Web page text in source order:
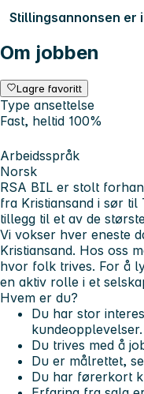
Stillingsannonsen er
Om jobben
Lagre favoritt
Type ansettelse
Fast, heltid 100%
Arbeidsspråk
Norsk
RSA BIL er stolt
fra Kristiansand i sør
tillegg til et av de
Vi vokser hver eneste
Kristiansand. Hos oss
hvor folk trives. For å
en aktiv rolle i et
Hvem er du?
Du har stor
kundeopplevelser.
Du trives med å
Du er målrettet,
Du har førerkort